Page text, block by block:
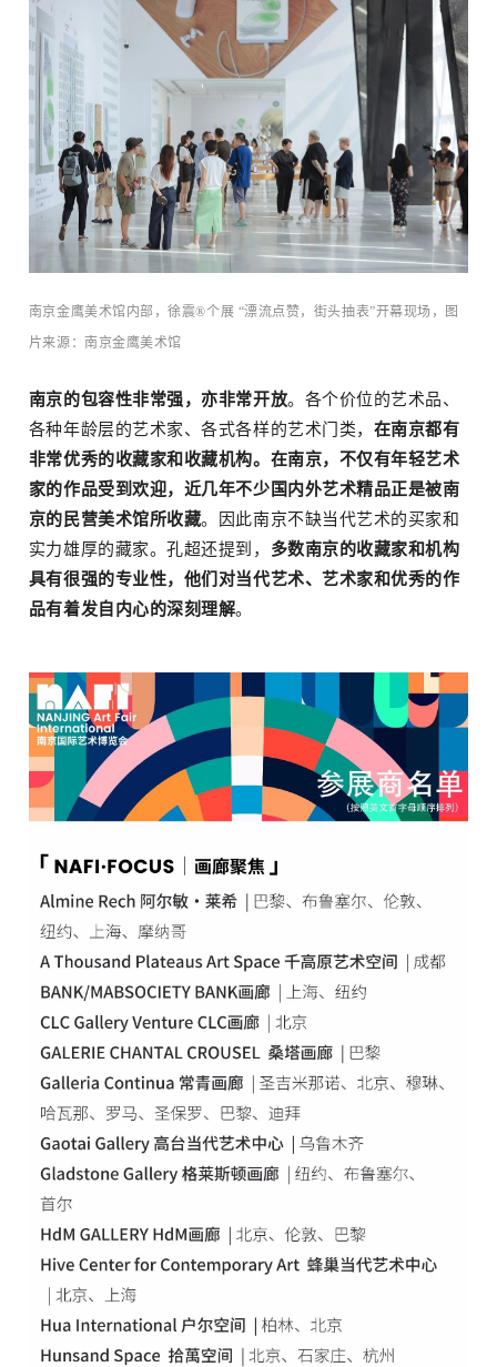
南京金鹰美术馆内部，徐震®个展 “漂流点赞，街头抽表”开幕现场，图
片来源：南京金鹰美术馆
南京的包容性非常强，亦非常开放。各个价位的艺术品、
各种年龄层的艺术家、各式各样的艺术门类， 在南京都有
非常优秀的收藏家和收藏机构。在南京，不仅有年轻艺术
家的作品受到欢迎，近几年不少国内外艺术精品正是被南
京的民营美术馆所收藏。因此南京不缺当代艺术的买家和
实力雄厚的藏家。孔超还提到， 多数南京的收藏家和机构
具有很强的专业性，他们对当代艺术、艺术家和优秀的作
品有着发自内心的深刻理解。